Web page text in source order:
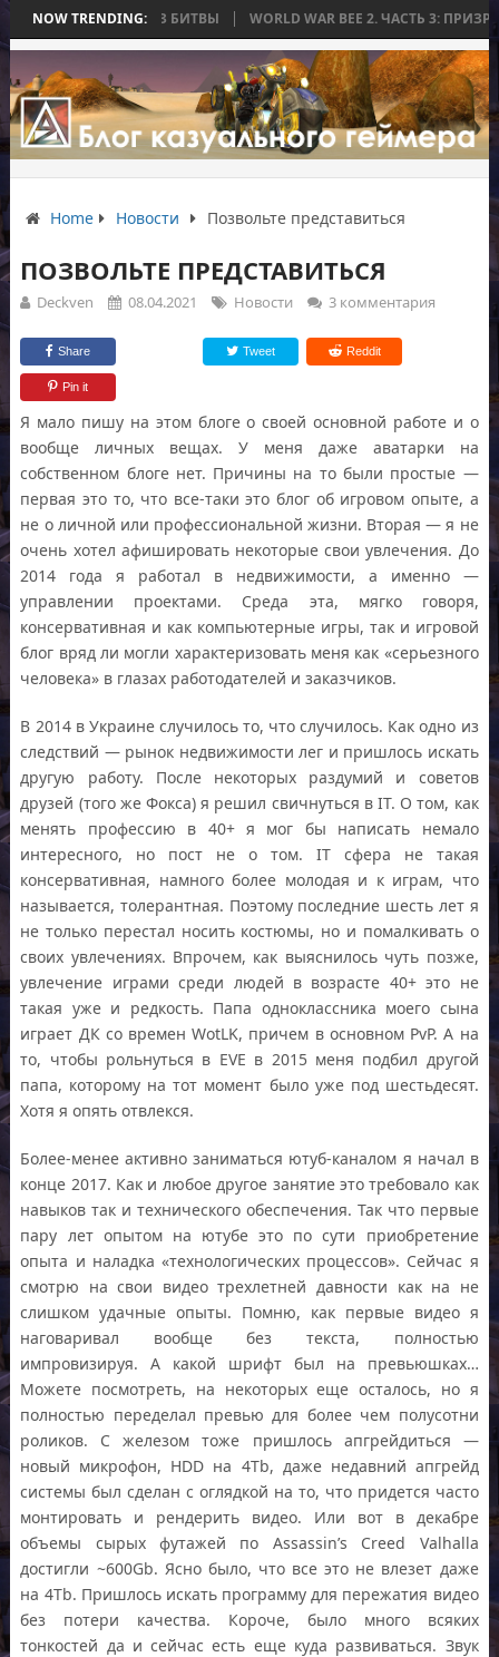
NOW TRENDING:
ЗАКОНЧИЛАСЬ БЕЗ БИТВЫ WORLD WAR BEE 2. ЧАСТЬ 3:
Home Новости Позвольте представиться
ПОЗВОЛЬТЕ ПРЕДСТАВИТЬСЯ
Deckven 08.04.2021 Новости 3 комментария
Share Tweet Reddit
Pin it
Я мало пишу на этом блоге о своей основной работе и о
вообще личных вещах. У меня даже аватарки на
собственном блоге нет. Причины на то были простые —
первая это то, что все-таки это блог об игровом опыте, а
не о личной или профессиональной жизни. Вторая — я не
очень хотел афишировать некоторые свои увлечения. До
2014 года я работал в недвижимости, а именно —
управлении проектами. Среда эта, мягко говоря,
консервативная и как компьютерные игры, так и игровой
блог вряд ли могли характеризовать меня как «серьезного
человека» в глазах работодателей и заказчиков.
В 2014 в Украине случилось то, что случилось. Как одно из
следствий — рынок недвижимости лег и пришлось искать
другую работу. После некоторых раздумий и советов
друзей (того же Фокса) я решил свичнуться в IT. О том, как
менять профессию в 40+ я мог бы написать немало
интересного, но пост не о том. IT сфера не такая
консервативная, намного более молодая и к играм, что
называется, толерантная. Поэтому последние шесть лет я
не только перестал носить костюмы, но и помалкивать о
своих увлечениях. Впрочем, как выяснилось чуть позже,
увлечение играми среди людей в возрасте 40+ это не
такая уже и редкость. Папа одноклассника моего сына
играет ДК со времен WotLK, причем в основном PvP. А на
то, чтобы рольнуться в EVE в 2015 меня подбил другой
папа, которому на тот момент было уже под шестьдесят.
Хотя я опять отвлекся.
Более-менее активно заниматься ютуб-каналом я начал в
конце 2017. Как и любое другое занятие это требовало как
навыков так и технического обеспечения. Так что первые
пару лет опытом на ютубе это по сути приобретение
опыта и наладка «технологических процессов». Сейчас я
смотрю на свои видео трехлетней давности как на не
слишком удачные опыты. Помню, как первые видео я
наговаривал вообще без текста, полностью
импровизируя. А какой шрифт был на превьюшках…
Можете посмотреть, на некоторых еще осталось, но я
полностью переделал превью для более чем полусотни
роликов. С железом тоже пришлось апгрейдиться —
новый микрофон, HDD на 4Tb, даже недавний апгрейд
системы был сделан с оглядкой на то, что придется часто
монтировать и рендерить видео. Или вот в декабре
объемы сырых футажей по Assassin’s Creed Valhalla
достигли ~600Gb. Ясно было, что все это не влезет даже
на 4Tb. Пришлось искать программу для пережатия видео
без потери качества. Короче, было много всяких
тонкостей да и сейчас есть еще куда развиваться. Звук